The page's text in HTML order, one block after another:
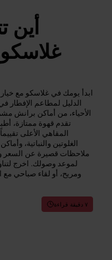
أين
ابدأ يومك في غلاسكو مع
الدليل لمطاعم الإفطار
الأحياء، من أماكن برانش
تقدم قهوة ممتازة،
المقاهي الأعلى
الغلوتين والنباتية،
ملاحظات قصيرة عن السعر
لموعد وصولك. اخرج
ومريح، أو لقاء صباحي مع
٧ دقيقة قراءة